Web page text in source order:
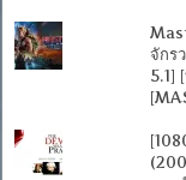
จักร
5.1]